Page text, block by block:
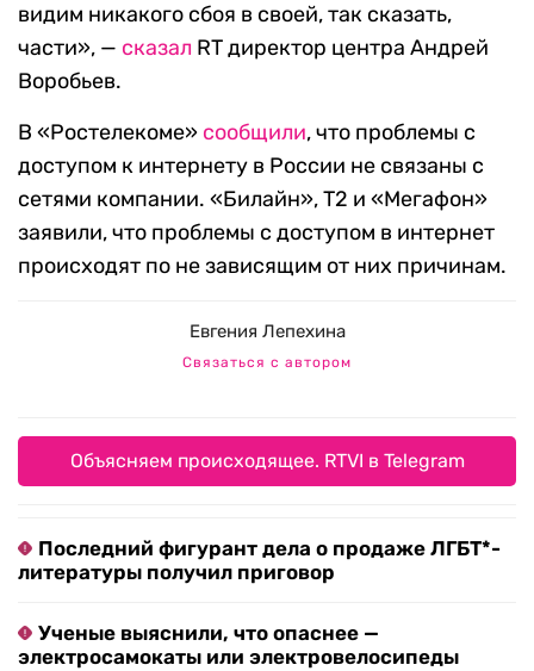
видим никакого сбоя в своей, так сказать,
части», — сказал RT директор центра Андрей
Воробьев.
В «Ростелекоме» сообщили, что проблемы с
доступом к интернету в России не связаны с
сетями компании. «Билайн», Т2 и «Мегафон»
заявили, что проблемы с доступом в интернет
происходят по не зависящим от них причинам.
Евгения Лепехина
Связаться с автором
Объясняем происходящее. RTVI в Telegram
Последний фигурант дела о продаже ЛГБТ*-
литературы получил приговор
Ученые выяснили, что опаснее —
электросамокаты или электровелосипеды